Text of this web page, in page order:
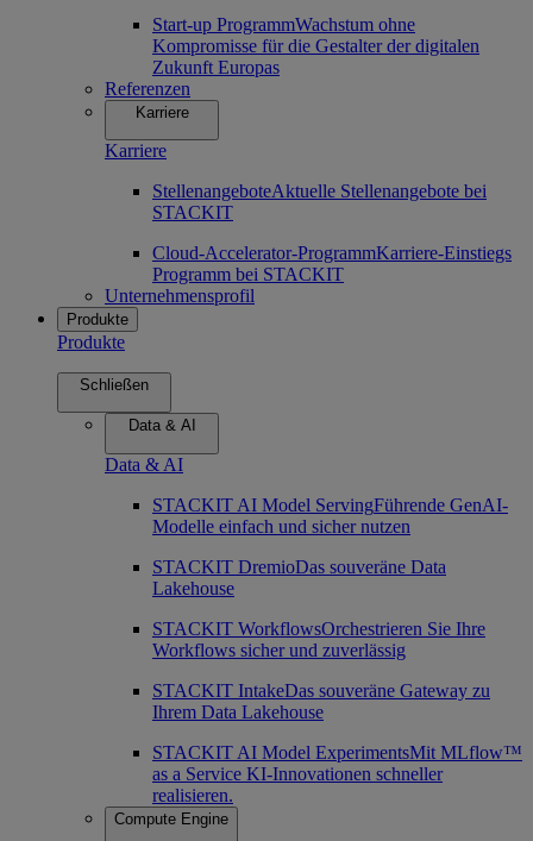
Start-up ProgrammWachstum ohne
Kompromisse für die Gestalter der digitalen
Zukunft Europas
Referenzen
Karriere
Karriere
StellenangeboteAktuelle Stellenangebote bei
STACKIT
Cloud-Accelerator-ProgrammKarriere-Einstiegs
Programm bei STACKIT
Unternehmensprofil
Produkte
Produkte
Schließen
Data & AI
Data & AI
STACKIT AI Model ServingFührende GenAI-
Modelle einfach und sicher nutzen
STACKIT DremioDas souveräne Data
Lakehouse
STACKIT WorkflowsOrchestrieren Sie Ihre
Workflows sicher und zuverlässig
STACKIT IntakeDas souveräne Gateway zu
Ihrem Data Lakehouse
STACKIT AI Model ExperimentsMit MLflow™
as a Service KI-Innovationen schneller
realisieren.
Compute Engine